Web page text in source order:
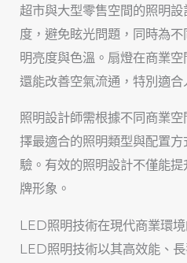
超市與大型零售空間的照明
度，避免眩光問題，同時為
明亮度與色溫。扇燈在商業空
還能改善空氣流通，特別適合
照明設計師需根據不同商業
擇最適合的照明類型與配置
驗。有效的照明設計不僅能
牌形象。
LED照明技術在現代商業環
LED照明技術以其高效能、